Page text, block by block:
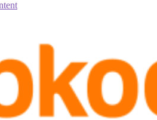
Tanpa Biji
085780148484
byRina Rina
Tanpa Biji Gunung